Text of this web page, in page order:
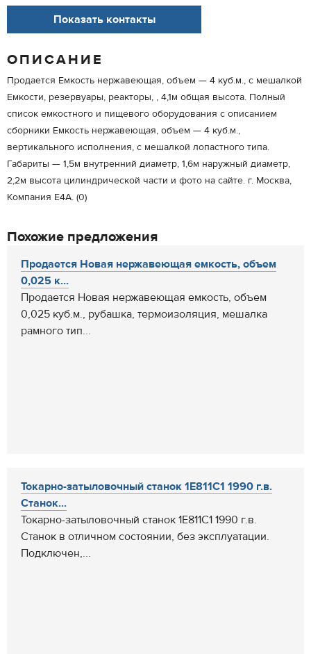
Показать контакты
ОПИСАНИЕ
Продается Емкость нержавеющая, объем — 4 куб.м., с мешалкой
Емкости, резервуары, реакторы, , 4,1м общая высота. Полный
список емкостного и пищевого оборудования с описанием
сборники Емкость нержавеющая, объем — 4 куб.м.,
вертикального исполнения, с мешалкой лопастного типа.
Габариты — 1,5м внутренний диаметр, 1,6м наружный диаметр,
2,2м высота цилиндрической части и фото на сайте. г. Москва,
Компания Е4А. (0)
Похожие предложения
Продается Новая нержавеющая емкость, объем
0,025 к...
Продается Новая нержавеющая емкость, объем
0,025 куб.м., рубашка, термоизоляция, мешалка
рамного тип...
Токарно-затыловочный станок 1Е811С1 1990 г.в.
Cтанок...
Токарно-затыловочный станок 1Е811С1 1990 г.в.
Cтанок в отличном состоянии, без эксплуатации.
Подключен,...